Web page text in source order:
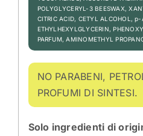
POLYGLYCERYL-3 BEESWAX,
CITRIC ACID, CETYL ALCOHOL, p-
ETHYLHEXYLGLYCERIN,
PARFUM, AMINOMETHYL
NO PARABENI,
PROFUMI DI SINTESI.
Solo ingredienti di